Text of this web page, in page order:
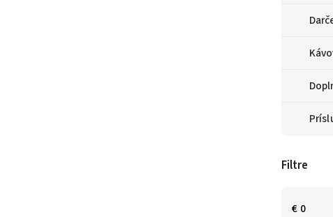
Filtre
€ 0